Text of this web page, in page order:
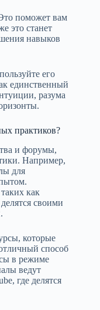
поможет вам
это станет
навыков
его
единственный
разума
практиков?
и форумы,
Например,
для
как
своими
которые
способ
в режиме
ведут
где делятся